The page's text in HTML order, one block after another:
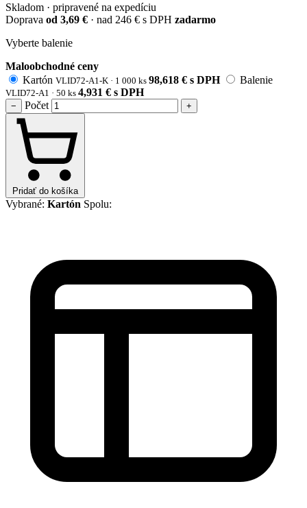
Skladom · pripravené na expedíciu
Doprava od 3,69 € · nad 246 € s DPH zadarmo
Vyberte balenie
Maloobchodné ceny
Kartón VLID72-A1-K · 1 000 ks 98,618 € s DPH Balenie
VLID72-A1 · 50 ks 4,931 € s DPH
− Počet +
Pridať do košíka
Vybrané: Kartón Spolu: